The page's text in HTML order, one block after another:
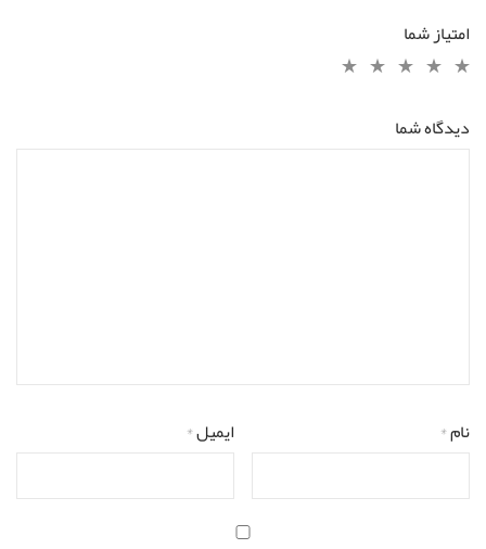
امتیاز شما
دیدگاه شما
نام* ایمیل*